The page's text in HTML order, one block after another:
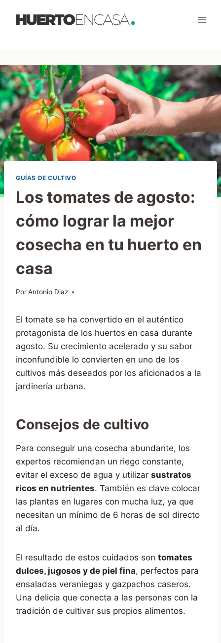
GUÍAS DE CULTIVO
Los tomates de agosto:
cómo lograr la mejor
cosecha en tu huerto en
casa
PorAntonio Diaz
16/08/2025
El tomate se ha convertido en el auténtico
protagonista de los huertos en casa durante
agosto. Su crecimiento acelerado y su sabor
inconfundible lo convierten en uno de los
cultivos más deseados por los aficionados a la
jardinería urbana.
Consejos de cultivo
Para conseguir una cosecha abundante, los
expertos recomiendan un riego constante,
evitar el exceso de agua y utilizar sustratos
ricos en nutrientes. También es clave colocar
las plantas en lugares con mucha luz, ya que
necesitan un mínimo de 6 horas de sol directo
al día.
El resultado de estos cuidados son tomates
dulces, jugosos y de piel fina, perfectos para
ensaladas veraniegas y gazpachos caseros.
Una delicia que conecta a las personas con la
tradición de cultivar sus propios alimentos.